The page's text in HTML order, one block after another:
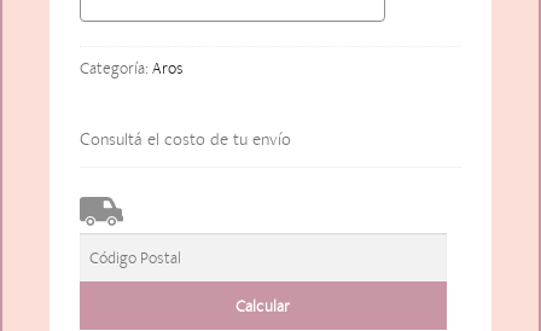
Categoría: Aros
Consultá el costo de tu envío